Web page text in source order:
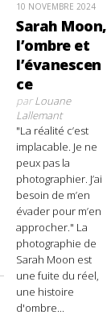
10 NOVEMBRE 2024
Sarah Moon,
l’ombre et
l’évanescen
ce
parLouane
Lallemant
"La réalité c’est
implacable. Je ne
peux pas la
photographier. J’ai
besoin de m’en
évader pour m’en
approcher." La
photographie de
Sarah Moon est
une fuite du réel,
une histoire
d'ombre...